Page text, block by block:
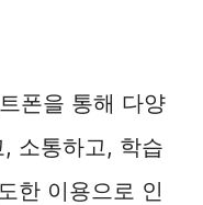
폰을 통해 다양
소통하고, 학습
한 이용으로 인